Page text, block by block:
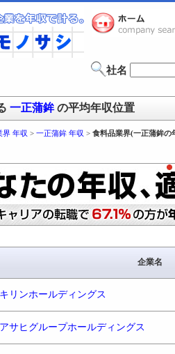
社名
一正蒲鉾の平均年収位置
界 年収 > 一正蒲鉾 年収 > 食料品業界(一正蒲鉾の
企業名
キリンホールディングス
アサヒグループホールディングス